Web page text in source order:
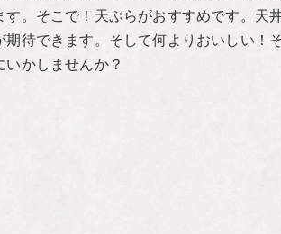
す。そこで！天ぷらがおすすめです。天
期待できます。そして何よりおいしい！
かしませんか？